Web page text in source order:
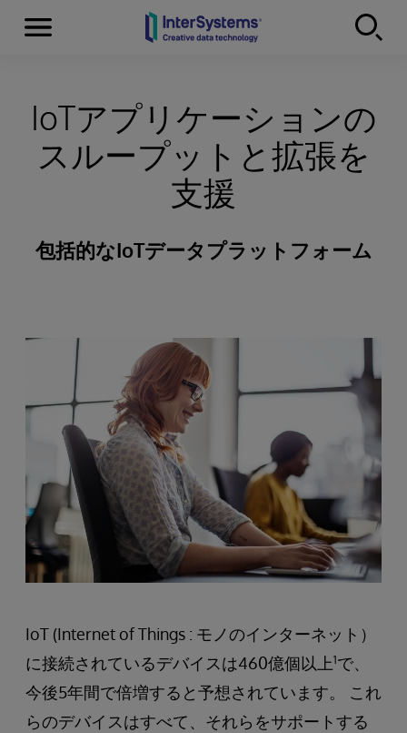
Skip to content
Menu
IoTアプリケーションの
スループットと拡張を
支援
包括的なIoTデータプラットフォーム
IoT (Internet of Things : モノのインターネット）
に接続されているデバイスは460億個以上1で、
今後5年間で倍増すると予想されています。 これ
らのデバイスはすべて、それらをサポートする